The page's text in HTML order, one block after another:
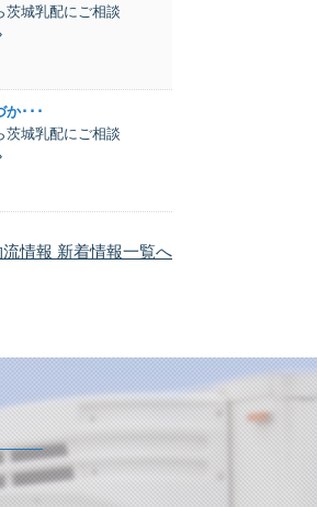
茨城乳配にご相談
か･･･
茨城乳配にご相談
流情報 新着情報一覧へ